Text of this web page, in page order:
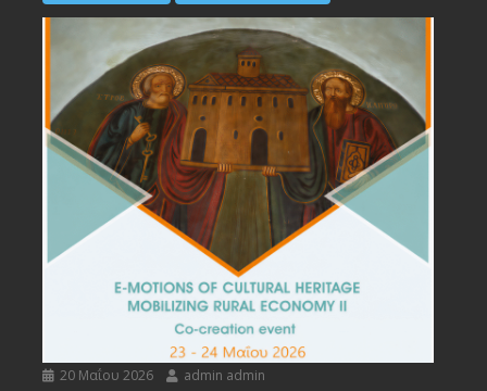
20 Μαΐου 2026 admin admin